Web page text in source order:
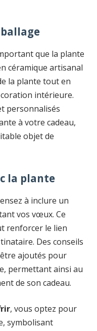
que la plante
céramique artisanal
la plante tout en
intérieure.
personnalisés
à votre cadeau,
objet de
la plante
à inclure un
vos vœux. Ce
renforcer le lien
Des conseils
ajoutés pour
permettant ainsi au
de son cadeau.
, vous optez pour
symbolisant